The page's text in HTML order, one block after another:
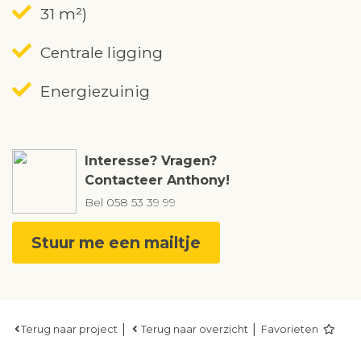
31 m²)
Centrale ligging
Energiezuinig
Interesse? Vragen?
Contacteer Anthony!
Bel 058 53 39 99
Stuur me een mailtje
Terug naar project Terug naar overzicht Favorieten